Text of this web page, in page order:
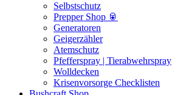
Selbstschutz
Prepper Shop 🥫
Generatoren
Geigerzähler
Atemschutz
Pfefferspray | Tierabwehrspray
Wolldecken
Krisenvorsorge Checklisten